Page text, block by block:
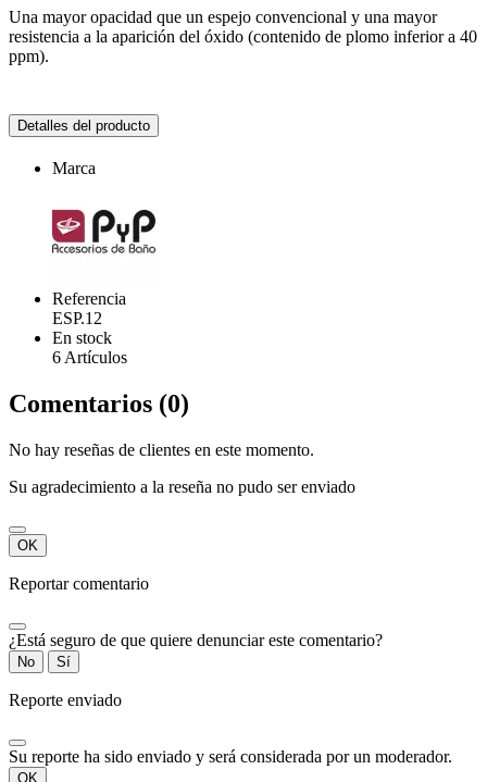
Una mayor opacidad que un espejo convencional y una mayor
resistencia a la aparición del óxido (contenido de plomo inferior a 40
ppm).
Detalles del producto
Marca
Referencia
ESP.12
En stock
6 Artículos
Comentarios (0)
No hay reseñas de clientes en este momento.
Su agradecimiento a la reseña no pudo ser enviado
OK
Reportar comentario
¿Está seguro de que quiere denunciar este comentario?
No Sí
Reporte enviado
Su reporte ha sido enviado y será considerada por un moderador.
OK